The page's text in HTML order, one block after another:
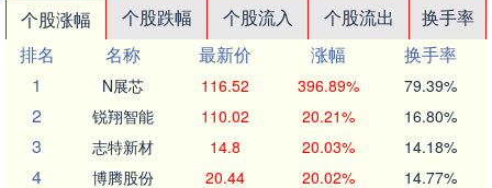
个股涨幅 个股跌幅 个股流入 个股流出
换手率
排名
名称 最新价 涨幅
换手率
1
N展芯 116.52 396.89% 79.39%
2 锐翔智能 110.02 20.21% 16.80%
3 志特新材 14.8 20.03% 14.18%
4 博腾股份 20.44 20.02% 14.77%